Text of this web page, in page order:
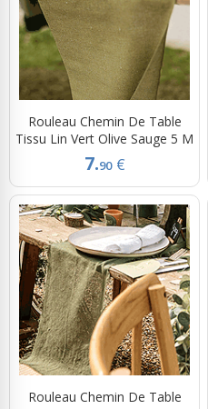
Rouleau Chemin De Table
Tissu Lin Vert Olive Sauge 5 M
7.90 €
Rouleau Chemin De Table